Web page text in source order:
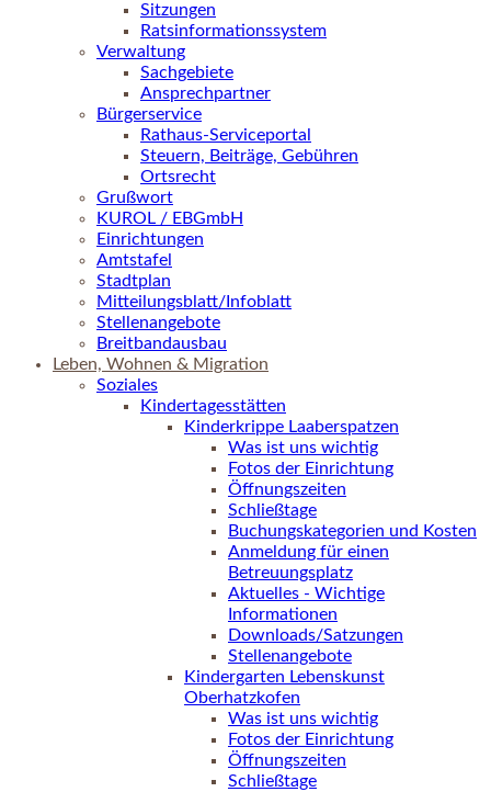
Sitzungen
Ratsinformationssystem
Verwaltung
Sachgebiete
Ansprechpartner
Bürgerservice
Rathaus-Serviceportal
Steuern, Beiträge, Gebühren
Ortsrecht
Grußwort
KUROL / EBGmbH
Einrichtungen
Amtstafel
Stadtplan
Mitteilungsblatt/Infoblatt
Stellenangebote
Breitbandausbau
Leben, Wohnen & Migration
Soziales
Kindertagesstätten
Kinderkrippe Laaberspatzen
Was ist uns wichtig
Fotos der Einrichtung
Öffnungszeiten
Schließtage
Buchungskategorien und Kosten
Anmeldung für einen
Betreuungsplatz
Aktuelles - Wichtige
Informationen
Downloads/Satzungen
Stellenangebote
Kindergarten Lebenskunst
Oberhatzkofen
Was ist uns wichtig
Fotos der Einrichtung
Öffnungszeiten
Schließtage